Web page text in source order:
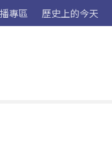
專區 歷史上的今天